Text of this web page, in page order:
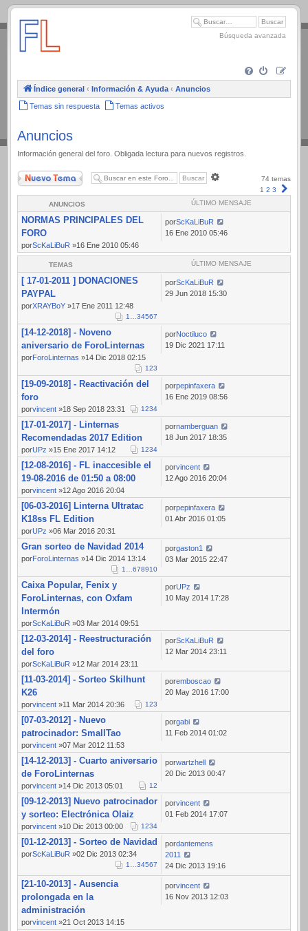
.
Búsqueda avanzada
Índice general ‹ Información & Ayuda ‹ Anuncios
Temas sin respuesta Temas activos
Anuncios
Información general del foro. Obligada lectura para nuevos registros.
Nuevo Tema
74 temas
1 2 3
ANUNCIOS ÚLTIMO MENSAJE
NORMAS PRINCIPALES DEL
FORO
porScKaLiBuR »16 Ene 2010 05:46
porScKaLiBuR
16 Ene 2010 05:46
TEMAS ÚLTIMO MENSAJE
[ 17-01-2011 ] DONACIONES
PAYPAL
porXRAYBoY »17 Ene 2011 12:48
1 34567
porScKaLiBuR
29 Jun 2018 15:30
[14-12-2018] - Noveno
aniversario de ForoLinternas
porForoLinternas »14 Dic 2018 02:15
123
porNoctiluco
19 Dic 2021 17:11
[19-09-2018] - Reactivación del
foro
porvincent »18 Sep 2018 23:31 1234
porpepinfaxera
16 Ene 2019 08:56
[17-01-2017] - Linternas
Recomendadas 2017 Edition
porUPz »15 Ene 2017 14:12 1234
pornamberguan
18 Jun 2017 18:35
[12-08-2016] - FL inaccesible el
19-08-2016 de 01:50 a 08:00
porvincent »12 Ago 2016 20:04
porvincent
12 Ago 2016 20:04
[06-03-2016] Linterna Ultratac
K18ss FL Edition
porUPz »06 Mar 2016 20:31
porpepinfaxera
01 Abr 2016 01:05
Gran sorteo de Navidad 2014
porForoLinternas »14 Dic 2014 13:14
1 678910
porgaston1
03 Mar 2015 22:47
Caixa Popular, Fenix y
ForoLinternas, con Oxfam
Intermón
porScKaLiBuR »03 Mar 2014 09:51
porUPz
10 May 2014 17:28
[12-03-2014] - Reestructuración
del foro
porScKaLiBuR »12 Mar 2014 23:11
porScKaLiBuR
12 Mar 2014 23:11
[11-03-2014] - Sorteo Skilhunt
K26
porvincent »11 Mar 2014 20:36 123
poremboscao
20 May 2016 17:00
[07-03-2012] - Nuevo
patrocinador: SmallTao
porvincent »07 Mar 2012 11:53
porgabi
11 Feb 2014 01:02
[14-12-2013] - Cuarto aniversario
de ForoLinternas
porvincent »14 Dic 2013 05:01 12
porwartzhell
20 Dic 2013 00:47
[09-12-2013] Nuevo patrocinador
y sorteo: Electrónica Olaiz
porvincent »10 Dic 2013 00:00 1234
porvincent
01 Feb 2014 17:07
[01-12-2013] - Sorteo de Navidad
porScKaLiBuR »02 Dic 2013 02:34
1 34567
pordantemens
2011
24 Dic 2013 19:16
[21-10-2013] - Ausencia
prolongada en la
administración
porvincent »21 Oct 2013 14:15
porvincent
16 Nov 2013 12:03